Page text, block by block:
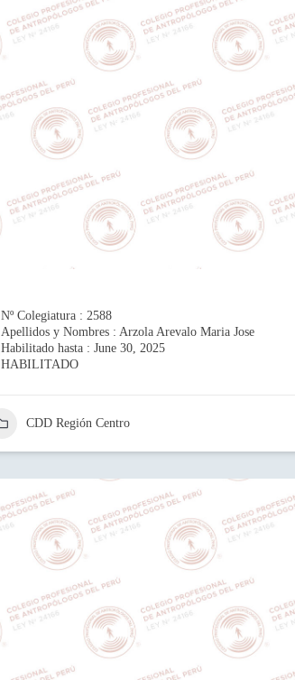
Nº Colegiatura : 2588
Apellidos y Nombres : Arzola Arevalo Maria Jose
Habilitado hasta : June 30, 2025
HABILITADO
CDD Región Centro